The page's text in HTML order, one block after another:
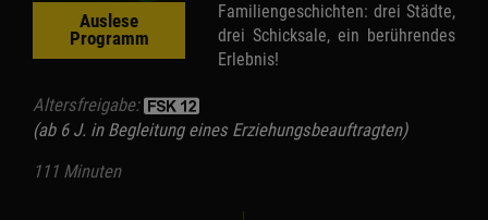
Auslese
Programm
Familiengeschichten: drei Städte,
drei Schicksale, ein berührendes
Erlebnis!
Altersfreigabe:
(ab 6 J. in Begleitung eines Erziehungsbeauftragten)
111 Minuten